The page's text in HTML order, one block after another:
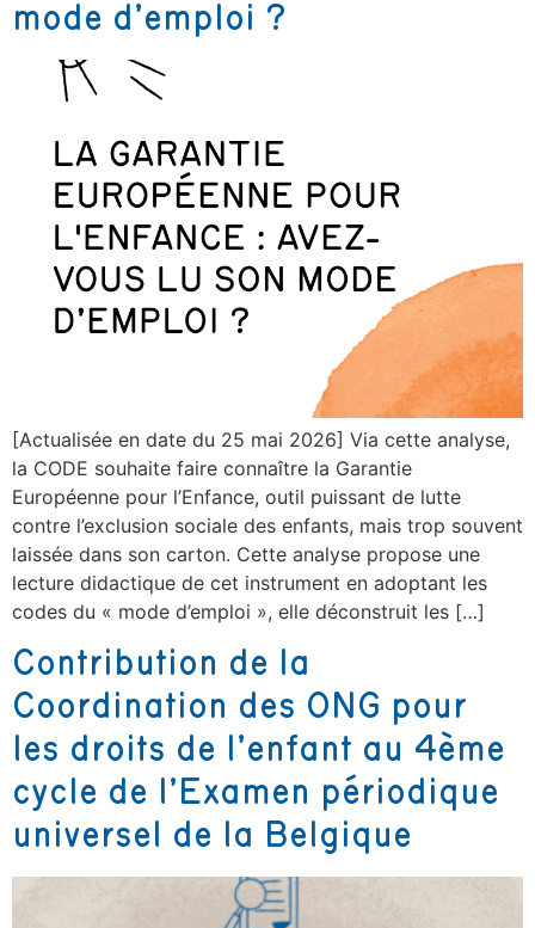
mode d’emploi ?
[Actualisée en date du 25 mai 2026] Via cette analyse,
la CODE souhaite faire connaître la Garantie
Européenne pour l’Enfance, outil puissant de lutte
contre l’exclusion sociale des enfants, mais trop souvent
laissée dans son carton. Cette analyse propose une
lecture didactique de cet instrument en adoptant les
codes du « mode d’emploi », elle déconstruit les […]
Contribution de la
Coordination des ONG pour
les droits de l’enfant au 4ème
cycle de l’Examen périodique
universel de la Belgique